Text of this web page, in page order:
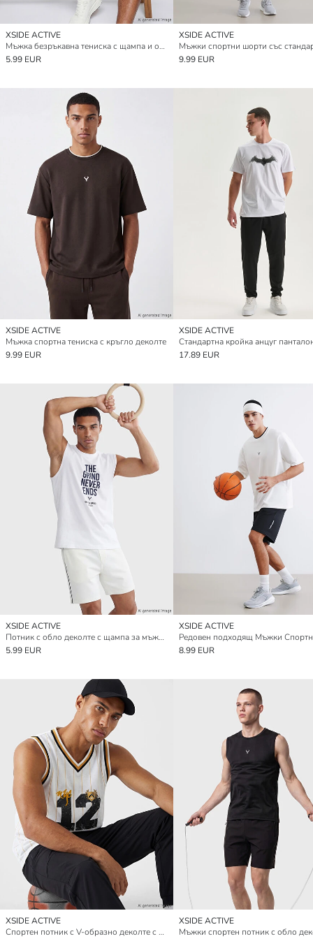
XSIDE ACTIVE
Мъжка безръкавна тениска с щампа и обло деколте
5.99 EUR
XSIDE ACTIVE
9.99 EUR
XSIDE ACTIVE
Мъжка спортна тениска с кръгло деколте
9.99 EUR
XSIDE ACTIVE
17.89 EUR
XSIDE ACTIVE
Потник с обло деколте с щампа за мъже за спорт
5.99 EUR
XSIDE ACTIVE
8.99 EUR
XSIDE ACTIVE
Спортен потник с V-образно деколте с щампа за мъже
XSIDE ACTIVE
Мъжки спортен потник с обло